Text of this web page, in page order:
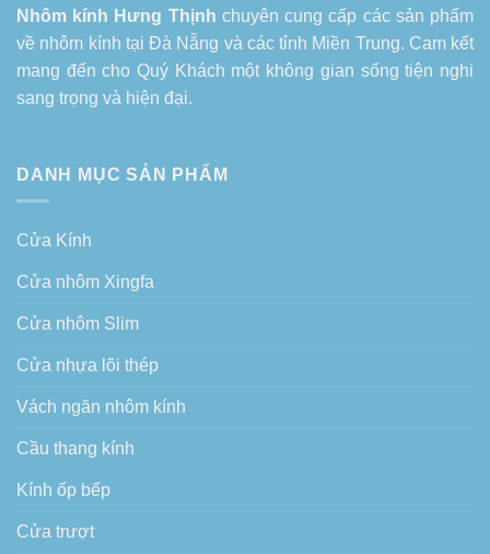
Nhôm kính Hưng Thịnh chuyên cung cấp các sản phẩm
về nhôm kính tại Đà Nẵng và các tỉnh Miền Trung. Cam kết
mang đến cho Quý Khách một không gian sống tiện nghi
sang trọng và hiện đại.
DANH MỤC SẢN PHẨM
Cửa Kính
Cửa nhôm Xingfa
Cửa nhôm Slim
Cửa nhựa lõi thép
Vách ngăn nhôm kính
Cầu thang kính
Kính ốp bếp
Cửa trượt